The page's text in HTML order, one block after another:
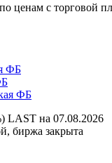
ценам с торговой
ФБ
ФБ
LAST на 07.08.2026
биржа закрыта